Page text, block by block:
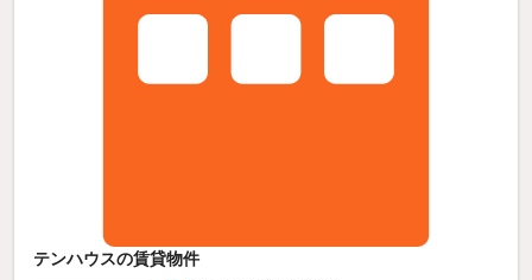
テンハウスの賃貸物件